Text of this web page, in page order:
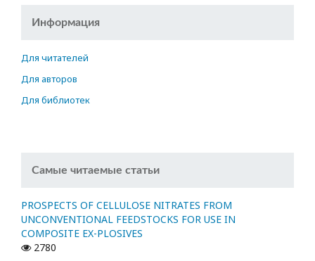
Информация
Для читателей
Для авторов
Для библиотек
Самые читаемые статьи
PROSPECTS OF CELLULOSE NITRATES FROM
UNCONVENTIONAL FEEDSTOCKS FOR USE IN
COMPOSITE EX-PLOSIVES
2780